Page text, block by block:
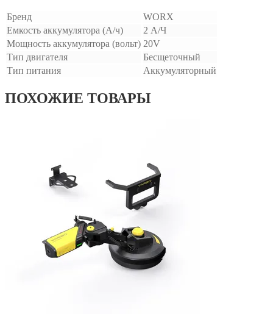
Бренд
WORX
Емкость аккумулятора (А/ч)
2 А/Ч
Мощность аккумулятора (вольт) 20V
Тип двигателя
Бесщеточный
Тип питания
Аккумуляторный
ПОХОЖИЕ ТОВАРЫ